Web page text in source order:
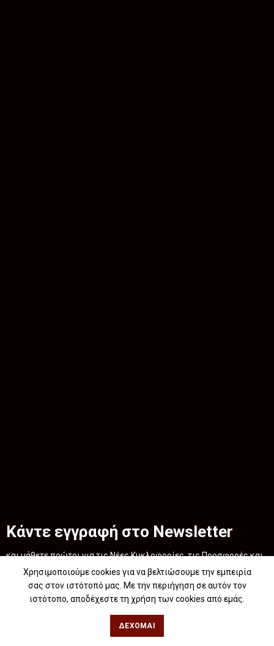
Κάντε εγγραφή στο Newsletter
και μάθετε πρώτοι για τις Νέες Κυκλοφορίες, τις Προσφορές και
τις Εκδηλώσεις
Χρησιμοποιούμε cookies για να βελτιώσουμε την εμπειρία
σας στον ιστότοπό μας. Με την περιήγηση σε αυτόν τον
ιστότοπο, αποδέχεστε τη χρήση των cookies από εμάς.
ΔΈΧΟΜΑΙ